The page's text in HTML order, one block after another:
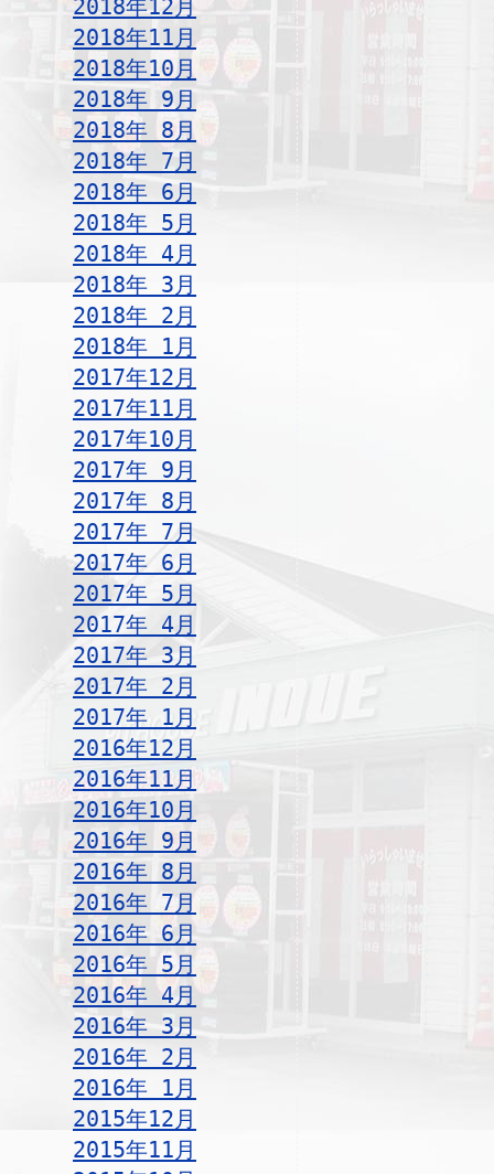
2018年12月
2018年11月
2018年10月
2018年 9月
2018年 8月
2018年 7月
2018年 6月
2018年 5月
2018年 4月
2018年 3月
2018年 2月
2018年 1月
2017年12月
2017年11月
2017年10月
2017年 9月
2017年 8月
2017年 7月
2017年 6月
2017年 5月
2017年 4月
2017年 3月
2017年 2月
2017年 1月
2016年12月
2016年11月
2016年10月
2016年 9月
2016年 8月
2016年 7月
2016年 6月
2016年 5月
2016年 4月
2016年 3月
2016年 2月
2016年 1月
2015年12月
2015年11月